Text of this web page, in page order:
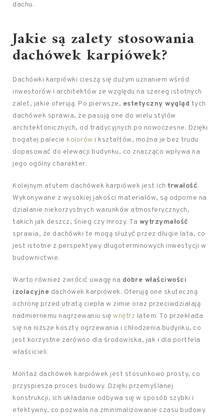
dachu.
Jakie są zalety stosowania
dachówek karpiówek?
Dachówki karpiówki cieszą się dużym uznaniem wśród
inwestorów i architektów ze względu na szereg istotnych
zalet, jakie oferują. Po pierwsze, estetyczny wygląd tych
dachówek sprawia, że pasują one do wielu stylów
architektonicznych, od tradycyjnych po nowoczesne. Dzięki
bogatej palecie kolorów i kształtów, można je bez trudu
dopasować do elewacji budynku, co znacząco wpływa na
jego ogólny charakter.
Kolejnym atutem dachówek karpiówek jest ich trwałość.
Wykonywane z wysokiej jakości materiałów, są odporne na
działanie niekorzystnych warunków atmosferycznych,
takich jak deszcz, śnieg czy mrozy. Ta wytrzymałość
sprawia, że dachówki te mogą służyć przez długie lata, co
jest istotne z perspektywy długoterminowych inwestycji w
budownictwie.
Warto również zwrócić uwagę na dobre właściwości
izolacyjne dachówek karpiówek. Oferują one skuteczną
ochronę przed utratą ciepła w zimie oraz przeciwdziałają
nadmiernemu nagrzewaniu się wnętrz latem. To przekłada
się na niższe koszty ogrzewania i chłodzenia budynku, co
jest korzystne zarówno dla środowiska, jak i dla portfela
właścicieli.
Montaż dachówek karpiówek jest stosunkowo prosty, co
przyspiesza proces budowy. Dzięki przemyślanej
konstrukcji, ich układanie odbywa się w sposób szybki i
efektywny, co pozwala na zminimalizowanie czasu budowy